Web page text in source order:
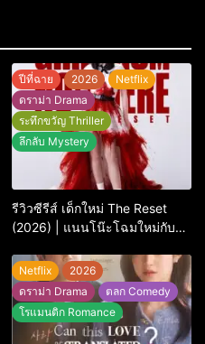
ปีที่ฉาย 2026
Netflix
ดราม่า Drama
ระทึกขวัญ Thriller
ลึกลับ Mystery
รีวิวซีรีส์ เด็กใหม่ The Reset
(2026) | แนนโน๊ะโฉมใหม่กับ
Netflix
2026
ดราม่า Drama
ตลก Comedy
โรแมนติก Romance